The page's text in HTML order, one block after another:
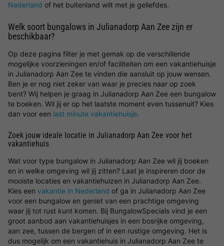
Nederland of het buitenland wilt met je geliefdes.
Welk soort bungalows in Julianadorp Aan Zee zijn er
beschikbaar?
Op deze pagina filter je met gemak op de verschillende
mogelijke voorzieningen en/of faciliteiten om een vakantiehuisje
in Julianadorp Aan Zee te vinden die aansluit op jouw wensen.
Ben je er nog niet zeker van waar je precies naar op zoek
bent? Wij helpen je graag in Julianadorp Aan Zee een bungalow
te boeken. Wil jij er op het laatste moment even tussenuit? Kies
dan voor een last minute vakantiehuisje.
Zoek jouw ideale locatie in Julianadorp Aan Zee voor het
vakantiehuis
Wat voor type bungalow in Julianadorp Aan Zee wil jij boeken
en in welke omgeving wil jij zitten? Laat je inspireren door de
mooiste locaties en vakantiehuizen in Julianadorp Aan Zee.
Kies een vakantie in Nederland of ga in Julianadorp Aan Zee
voor een bungalow en geniet van een prachtige omgeving
waar jij tot rust kunt komen. Bij BungalowSpecials vind je een
groot aanbod aan vakantiehuisjes in een bosrijke omgeving,
aan zee, tussen de bergen of in een rustige omgeving. Het is
dus mogelijk om een vakantiehuis in Julianadorp Aan Zee te